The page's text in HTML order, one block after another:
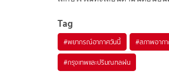
Tag
#พยากรณ์อากาศวันนี้ #สภาพอาก
#กรุงเทพและปริมณฑลฝน